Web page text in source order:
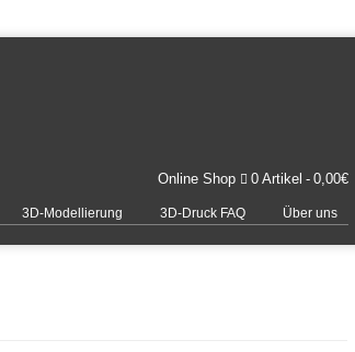
Online Shop 0 Artikel 0,00€
3D-Modellierung 3D-Druck FAQ Über uns